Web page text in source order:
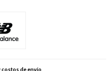
de envío